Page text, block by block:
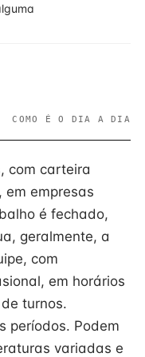
COMO É O DIA A DIA
com carteira
em empresas
é fechado,
geralmente, a
com
em horários
turnos.
períodos. Podem
variadas e